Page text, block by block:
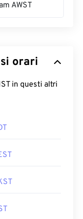
AWST
orari
in questi altri